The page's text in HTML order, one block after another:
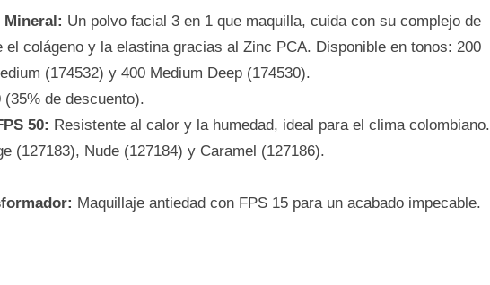
Mineral: Un polvo facial 3 en 1 que maquilla, cuida con su complejo de
el colágeno y la elastina gracias al Zinc PCA. Disponible en tonos: 200
(174532) y 400 Medium Deep (174530).
(35% de descuento).
50: Resistente al calor y la humedad, ideal para el clima colombiano.
(127183), Nude (127184) y Caramel (127186).
Maquillaje antiedad con FPS 15 para un acabado impecable.